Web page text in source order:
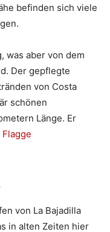
befinden sich viele
was aber von dem
Der gepflegte
von Costa
schönen
Länge. Er
Flagge
von La Bajadilla
in alten Zeiten hier